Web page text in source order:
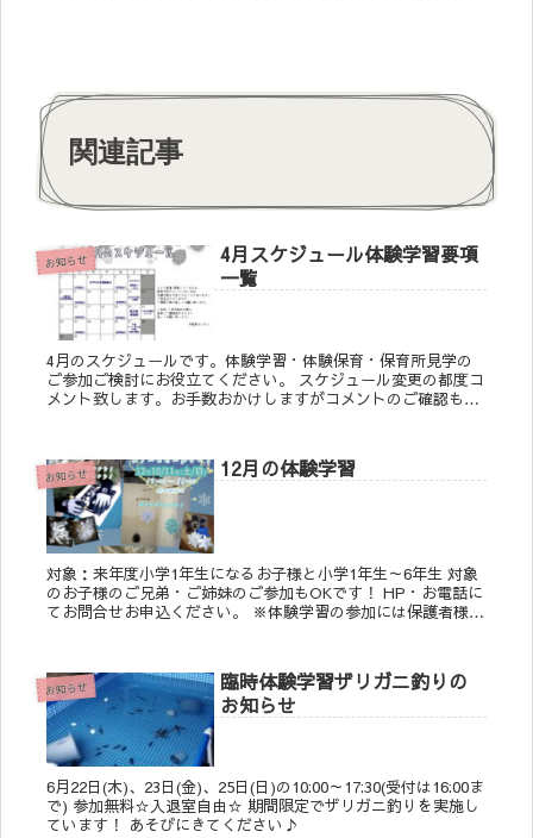
関連記事
お知らせ
4月スケジュール体験学習要項
一覧
4月のスケジュールです。体験学習・体験保育・保育所見学の
ご参加ご検討にお役立てください。 スケジュール変更の都度コ
メント致します。お手数おかけしますがコメントのご確認もお
お知らせ 12月の体験学習
対象：来年度小学1年生になるお子様と小学1年生～6年生 対象
のお子様のご兄弟・ご姉妹のご参加もOKです！ HP・お電話に
てお問合せお申込ください。 ※体験学習の参加には保護者様の
お知らせ
臨時体験学習ザリガニ釣りの
お知らせ
6月22日(木)、23日(金)、25日(日)の10:00～17:30(受付は16:00ま
で) 参加無料☆入退室自由☆ 期間限定でザリガニ釣りを実施し
ています！ あそびにきてください♪